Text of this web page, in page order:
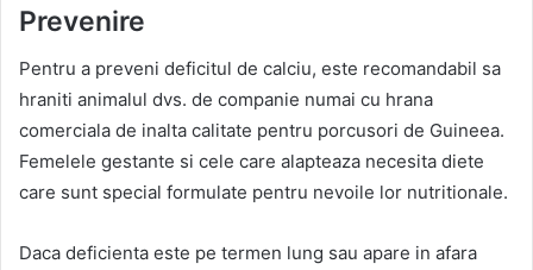
Prevenire
Pentru a preveni deficitul de calciu, este recomandabil sa
hraniti animalul dvs. de companie numai cu hrana
comerciala de inalta calitate pentru porcusori de Guineea.
Femelele gestante si cele care alapteaza necesita diete
care sunt special formulate pentru nevoile lor nutritionale.
Daca deficienta este pe termen lung sau apare in afara